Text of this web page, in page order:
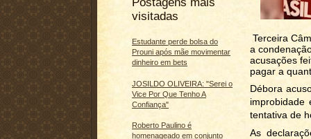
visitadas
Estudante perde bolsa do
Prouni após mãe movimentar
dinheiro em bets
JOSILDO OLIVEIRA: "Serei o
Vice Por Que Tenho A
Confiança"
Roberto Paulino é
homenageado em conjunto
Terceira
a
acusações
pagar a
Débora
tentativa de
As